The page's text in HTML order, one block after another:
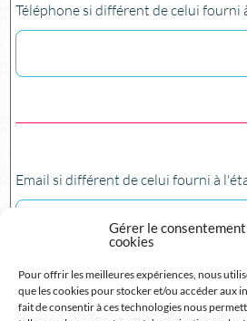
Gérer le
cookies
Pour offrir les meilleures expériences, nous
que les cookies pour stocker et/ou accéder aux
fait de consentir à ces technologies nous
Téléphone si différent de celui fourni
Email si différent de celui fourni à